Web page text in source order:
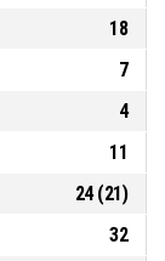
18
7
4
11
24(21)
32